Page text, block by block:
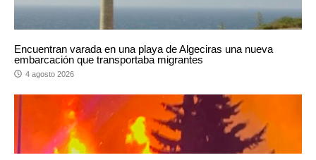
Encuentran varada en una playa de Algeciras una nueva
embarcación que transportaba migrantes
4 agosto 2026